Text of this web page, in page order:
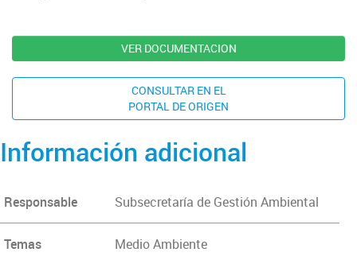
VER DOCUMENTACION
CONSULTAR EN EL
PORTAL DE ORIGEN
Información adicional
Responsable Subsecretaría de Gestión Ambiental
Temas Medio Ambiente